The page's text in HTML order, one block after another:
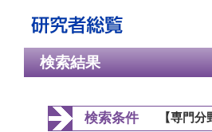
検索結果
検索条件 【専門